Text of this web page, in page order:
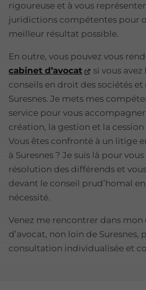
rigoureuse et à vous
juridictions compétentes pour
meilleur résultat possible.
En outre, vous pouvez vous
cabinet d’avocat
si vous
conseils en droit des sociétés et
Suresnes. Je mets mes
service pour vous
création, la gestion et la cession
Vous êtes confronté à un litige
à Suresnes ? Je suis là pour
résolution des différends et
devant le conseil prud’homal
nécessité.
Venez me rencontrer dans mon
d’avocat, non loin de Suresnes,
consultation individualisée et